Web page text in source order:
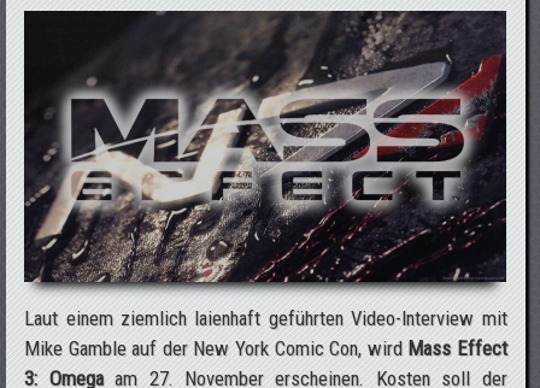
Laut einem ziemlich laienhaft geführten Video-Interview mit
Mike Gamble auf der New York Comic Con, wirdMass Effect
3: Omegaam 27. November erscheinen. Kosten soll der